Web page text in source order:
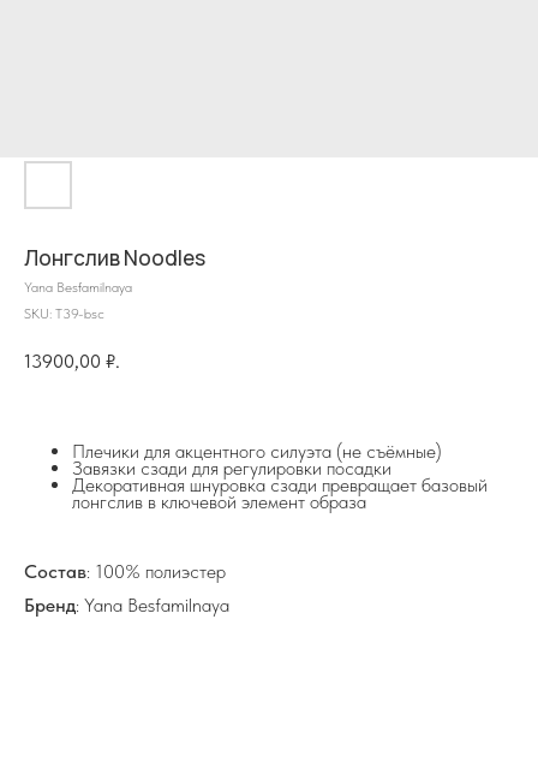
Лонгслив Noodles
Yana Besfamilnaya
SKU: T39-bsc
13900,00 ₽.
Плечики для акцентного силуэта (не съёмные)
Завязки сзади для регулировки посадки
Декоративная шнуровка сзади превращает базовый
лонгслив в ключевой элемент образа
Состав: 100% полиэстер
Бренд: Yana Besfamilnaya
Разделы сайта